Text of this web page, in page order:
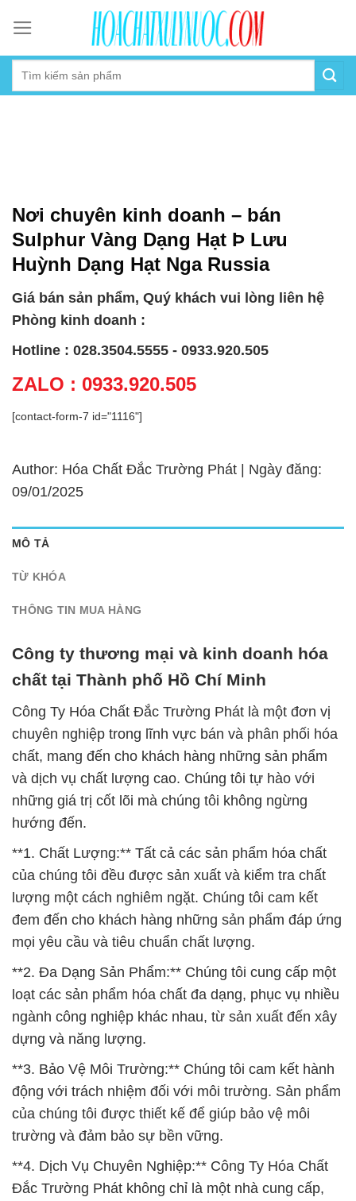
content
Nơi chuyên kinh doanh – bán
Sulphur Vàng Dạng Hạt Þ Lưu
Huỳnh Dạng Hạt Nga Russia
Giá bán sản phẩm, Quý khách vui lòng liên hệ
Phòng kinh doanh :
Hotline : 028.3504.5555 - 0933.920.505
ZALO : 0933.920.505
[contact-form-7 id="1116"]
Author: Hóa Chất Đắc Trường Phát | Ngày đăng:
09/01/2025
MÔ TẢ
TỪ KHÓA
THÔNG TIN MUA HÀNG
Công ty thương mại và kinh doanh hóa
chất tại Thành phố Hồ Chí Minh
Công Ty Hóa Chất Đắc Trường Phát là một đơn vị
chuyên nghiệp trong lĩnh vực bán và phân phối hóa
chất, mang đến cho khách hàng những sản phẩm
và dịch vụ chất lượng cao. Chúng tôi tự hào với
những giá trị cốt lõi mà chúng tôi không ngừng
hướng đến.
**1. Chất Lượng:** Tất cả các sản phẩm hóa chất
của chúng tôi đều được sản xuất và kiểm tra chất
lượng một cách nghiêm ngặt. Chúng tôi cam kết
đem đến cho khách hàng những sản phẩm đáp ứng
mọi yêu cầu và tiêu chuẩn chất lượng.
**2. Đa Dạng Sản Phẩm:** Chúng tôi cung cấp một
loạt các sản phẩm hóa chất đa dạng, phục vụ nhiều
ngành công nghiệp khác nhau, từ sản xuất đến xây
dựng và năng lượng.
**3. Bảo Vệ Môi Trường:** Chúng tôi cam kết hành
động với trách nhiệm đối với môi trường. Sản phẩm
của chúng tôi được thiết kế để giúp bảo vệ môi
trường và đảm bảo sự bền vững.
**4. Dịch Vụ Chuyên Nghiệp:** Công Ty Hóa Chất
Đắc Trường Phát không chỉ là một nhà cung cấp,